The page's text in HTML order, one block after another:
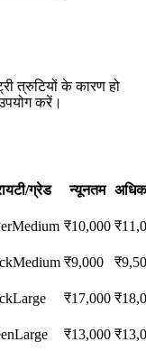
त्रुटियों के कारण हो
करें।
ग्रेड न्यूनतम
Medium ₹10,000 ₹
Medium ₹9,000 ₹
Large ₹17,000 ₹
Large ₹13,000 ₹